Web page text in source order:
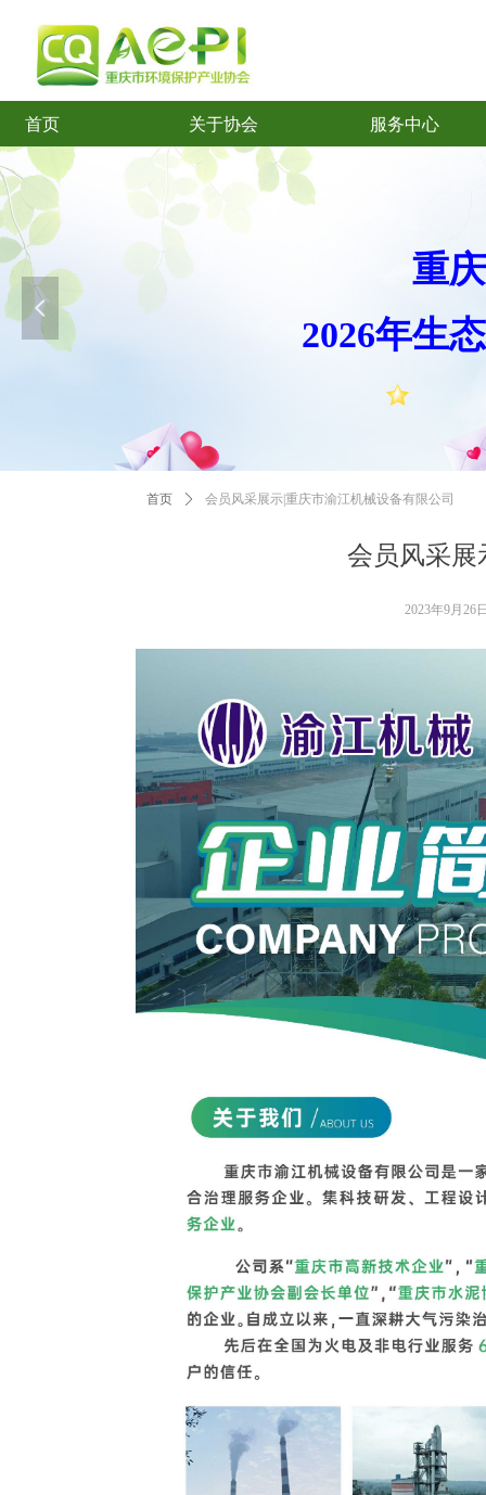
首页
首页
关于协会
关于协会
服务中心
重
2026年生
넳
会员风采展
首页 ꄲ 会员风采展示|重庆市渝江机械设备有限公司
2023年9月26